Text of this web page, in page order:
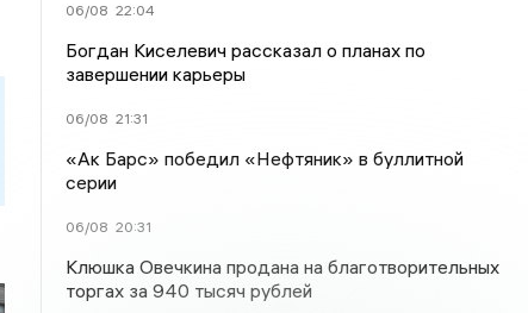
06/08 22:04
Богдан Киселевич рассказал о планах по
завершении карьеры
06/08 21:31
«Ак Барс» победил «Нефтяник» в буллитной
серии
06/08 20:31
Клюшка Овечкина продана на благотворительных
торгах за 940 тысяч рублей